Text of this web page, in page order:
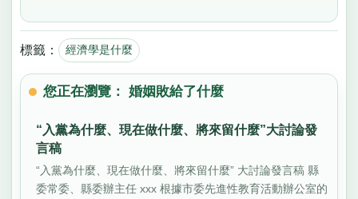
標籤： 經濟學是什麼
您正在瀏覽： 婚姻敗給了什麼
“入黨為什麼、現在做什麼、將來留什麼”大討論發
言稿
“入黨為什麼、現在做什麼、將來留什麼” 大討論發言稿 縣
委常委、縣委辦主任 xxx 根據市委先進性教育活動辦公室的